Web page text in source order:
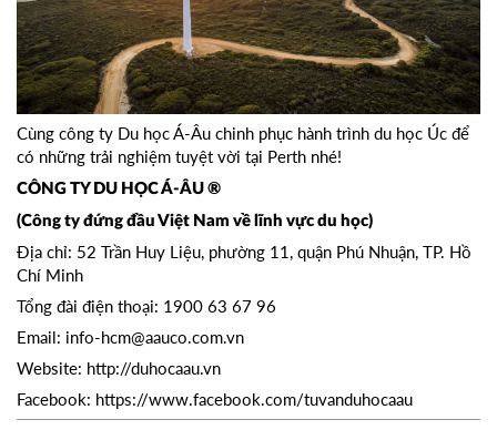
Cùng công ty Du học Á-Âu chinh phục hành trình du học Úc để
có những trải nghiệm tuyệt vời tại Perth nhé!
CÔNG TY DU HỌC Á-ÂU ®
(Công ty đứng đầu Việt Nam về lĩnh vực du học)
Địa chỉ: 52 Trần Huy Liệu, phường 11, quận Phú Nhuận, TP. Hồ
Chí Minh
Tổng đài điện thoại: 1900 63 67 96
Email: info-hcm@aauco.com.vn
Website: http://duhocaau.vn
Facebook: https://www.facebook.com/tuvanduhocaau